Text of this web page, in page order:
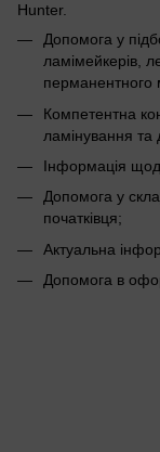
Hunter.
Допомога у
ламімейкерів,
перманентного
Компетентна
ламінування та
Інформація
Допомога у
початківця;
Актуальна
Допомога в